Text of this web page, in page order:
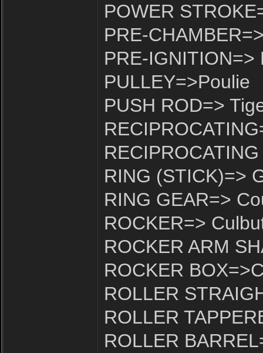
POWER
PRE-
PRE-IGNITION=>
PULLEY=>Poulie
PUSH ROD=>
RING (STICK)=>
RING GEAR=>
ROCKER=>
ROCKER ARM
ROCKER
ROLLER
ROLLER
ROLLER